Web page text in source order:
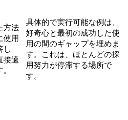
方法
使用
し
接適
具体的で実行可能な例は、
好奇心と最初の成功した使
用の間のギャップを埋めま
す。これは、ほとんどの採
用努力が停滞する場所で
す。